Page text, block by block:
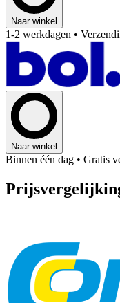
Naar winkel
1-2 werkdagen •
Naar winkel
Binnen één dag • Gratis